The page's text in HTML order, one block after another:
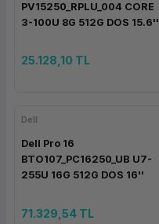
PV15250_RPLU_004 CORE
3-100U 8G 512G DOS 15.6''
25.128,10 TL
Dell
Dell Pro 16
BTO107_PC16250_UB U7-
255U 16G 512G DOS 16''
71.329,54 TL